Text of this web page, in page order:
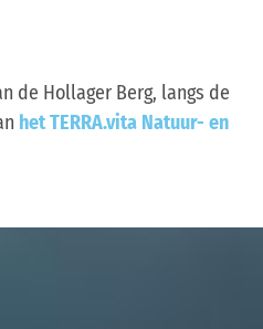
de Hollager Berg, langs de
het TERRA.vita Natuur- en